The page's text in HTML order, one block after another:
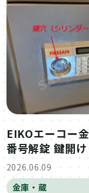
EIKOエーコー
番号解錠 鍵開
2026.06.09
金庫・蔵